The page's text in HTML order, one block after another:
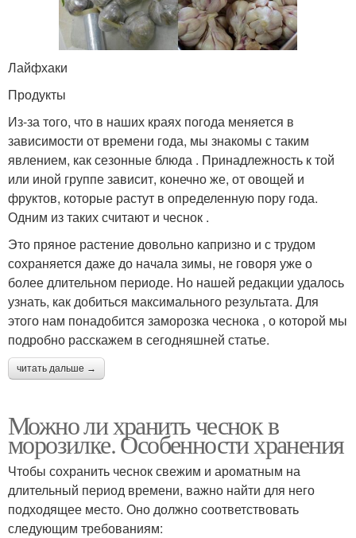
Лайфхаки
Продукты
Из-за того, что в наших краях погода меняется в
зависимости от времени года, мы знакомы с таким
явлением, как сезонные блюда . Принадлежность к той
или иной группе зависит, конечно же, от овощей и
фруктов, которые растут в определенную пору года.
Одним из таких считают и чеснок .
Это пряное растение довольно капризно и с трудом
сохраняется даже до начала зимы, не говоря уже о
более длительном периоде. Но нашей редакции удалось
узнать, как добиться максимального результата. Для
этого нам понадобится заморозка чеснока , о которой мы
подробно расскажем в сегодняшней статье.
читать дальше →
Можно ли хранить чеснок в
морозилке. Особенности хранения
Чтобы сохранить чеснок свежим и ароматным на
длительный период времени, важно найти для него
подходящее место. Оно должно соответствовать
следующим требованиям: